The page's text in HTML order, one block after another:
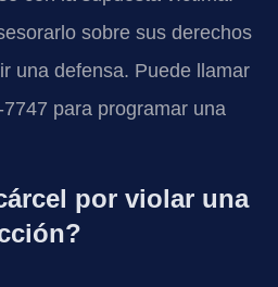
sobre sus derechos
una defensa. Puede llamar
para programar una
por violar una